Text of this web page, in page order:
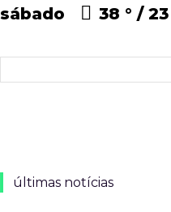
sábado
38 ° 23
últimas notícias